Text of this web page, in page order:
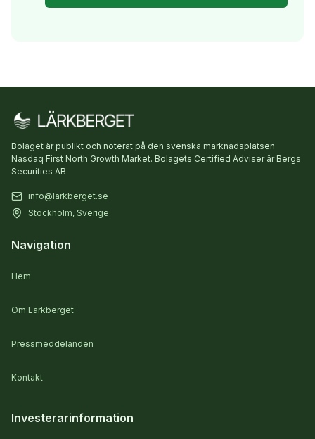
Bolaget är publikt och noterat på den svenska marknadsplatsen
Nasdaq First North Growth Market. Bolagets Certified Adviser är Bergs
Securities AB.
info@larkberget.se
Stockholm, Sverige
Navigation
Hem
Om Lärkberget
Pressmeddelanden
Kontakt
Investerarinformation